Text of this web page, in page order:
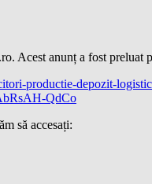
Acest anunț a fost
productie-depozit-
QdCo
să accesați: